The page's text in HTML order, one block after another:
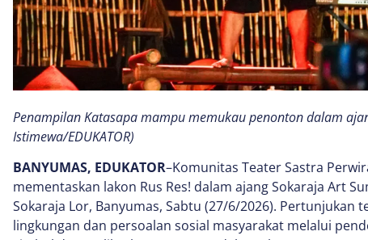
Penampilan Katasapa mampu memukau penonton dalam
Istimewa/EDUKATOR)
BANYUMAS, EDUKATOR–Komunitas Teater Sastra
mementaskan lakon Rus Res! dalam ajang Sokaraja Art
Sokaraja Lor, Banyumas, Sabtu (27/6/2026). Pertunjukan
lingkungan dan persoalan sosial masyarakat melalui